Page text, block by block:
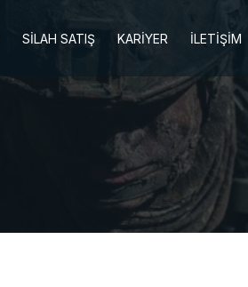
SİLAH SATIŞ KARİYER İLETİŞİM